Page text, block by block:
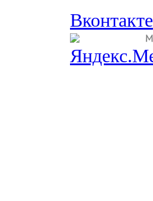
Вконтакте